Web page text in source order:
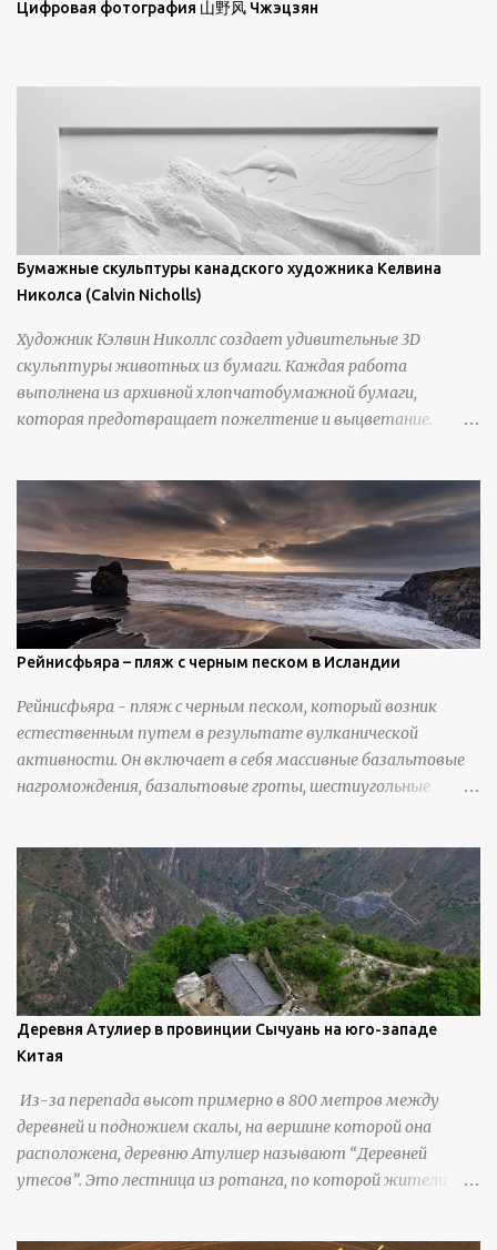
просмотра всех работ, посетите страницу –
Цифровая фотография 山野风 Чжэцзян
Бумажные скульптуры канадского художника Келвина
Николса (Calvin Nicholls)
Художник Кэлвин Николлс создает удивительные 3D
скульптуры животных из бумаги. Каждая работа
выполнена из архивной хлопчатобумажной бумаги,
которая предотвращает пожелтение и выцветание.
инструменты для текстурирования, чтобы точно
вылепить каждую деталь. источник
https://calvinnicholls.com/
Рейнисфьяра – пляж с черным песком в Исландии
Рейнисфьяра - пляж с черным песком, который возник
естественным путем в результате вулканической
активности. Он включает в себя массивные базальтовые
нагромождения, базальтовые гроты, шестиугольные
Деревня Атулиер в провинции Сычуань на юго-западе
Китая
Из-за перепада высот примерно в 800 метров между
деревней и подножием скалы, на вершине которой она
расположена, деревню Атулиер называют “Деревней
утесов”. Это лестница из ротанга, по которой жители